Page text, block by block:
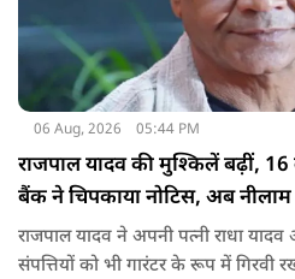
06 Aug, 2026 05:44 PM
राजपाल यादव की मुश्किलें बढ़ीं,
बैंक ने चिपकाया नोटिस, अब नीलाम
राजपाल यादव ने अपनी पत्नी राधा यादव
संपत्तियों को भी गारंटर के रूप में गिरवी